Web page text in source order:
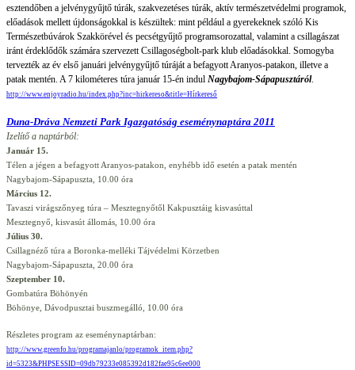
esztendőben a jelvénygyűjtő túrák, szakvezetéses túrák, aktív természetvédelmi programok,
előadások mellett újdonságokkal is készültek: mint például a gyerekeknek szóló Kis
Természetbúvárok Szakkörével és pecsétgyűjtő programsorozattal, valamint a csillagászat
iránt érdeklődők számára szervezett Csillagoségbolt-park klub előadásokkal. Somogyba
tervezték az év első januári jelvénygyűjtő túráját a befagyott Aranyos-patakon, illetve a
patak mentén. A 7 kilométeres túra január 15-én indul Nagybajom-Sápapusztáról.
http://www.enjoyradio.hu/index.php?inc=hirkereso&title=Hírkereső
Duna-Dráva Nemzeti Park Igazgatóság eseménynaptára 2011
Izelítő a naptárból:
Január 15.
Télen a jégen a befagyott Aranyos-patakon, enyhébb idő esetén a patak mentén
Nagybajom-Sápapuszta, 10.00 óra
Március 12.
Tavaszi virágszőnyeg túra – Mesztegnyőtől Kakpusztáig kisvasúttal
Mesztegnyő, kisvasút állomás, 10.00 óra
Július 30.
Csillagnéző túra a Boronka-melléki Tájvédelmi Körzetben
Nagybajom-Sápapuszta, 20.00 óra
Szeptember 10.
Gombatúra Böhönyén
Böhönye, Dávodpusztai buszmegálló, 10.00 óra
Részletes program az eseménynaptárban:
http://www.greenfo.hu/programajanlo/programok_item.php?
id=5323&PHPSESSID=09db79233e085392d182fae95c6ee000